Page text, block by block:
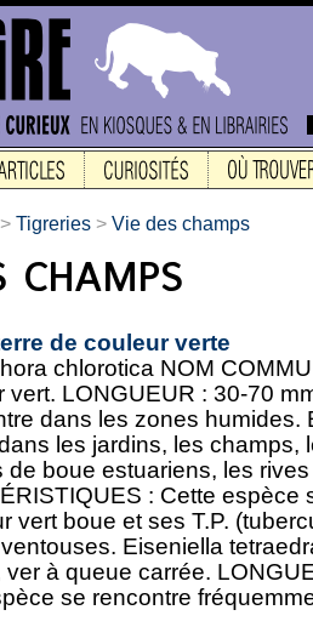
> Tigreries > Vie des champs
de couleur verte
chlorotica NOM
vert. LONGUEUR : 30-70
dans les zones humides.
les jardins, les champs,
de boue estuariens, les
: Cette espèce
vert boue et ses T.P.
Eiseniella
ver à queue carrée.
se rencontre